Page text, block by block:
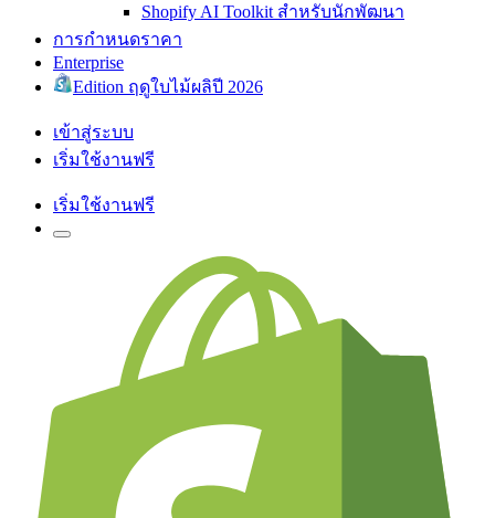
Shopify AI Toolkit สำหรับนักพัฒนา
การกำหนดราคา
Enterprise
Edition ฤดูใบไม้ผลิปี 2026
เข้าสู่ระบบ
เริ่มใช้งานฟรี
เริ่มใช้งานฟรี